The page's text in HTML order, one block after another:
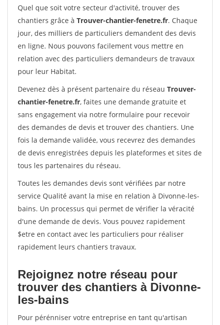
Quel que soit votre secteur d'activité, trouver des
chantiers grâce à Trouver-chantier-fenetre.fr. Chaque
jour, des milliers de particuliers demandent des devis
en ligne. Nous pouvons facilement vous mettre en
relation avec des particuliers demandeurs de travaux
pour leur Habitat.
Devenez dès à présent partenaire du réseau Trouver-
chantier-fenetre.fr, faites une demande gratuite et
sans engagement via notre formulaire pour recevoir
des demandes de devis et trouver des chantiers. Une
fois la demande validée, vous recevrez des demandes
de devis enregistrées depuis les plateformes et sites de
tous les partenaires du réseau.
Toutes les demandes devis sont vérifiées par notre
service Qualité avant la mise en relation à Divonne-les-
bains. Un processus qui permet de vérifier la véracité
d'une demande de devis. Vous pouvez rapidement
$etre en contact avec les particuliers pour réaliser
rapidement leurs chantiers travaux.
Rejoignez notre réseau pour
trouver des chantiers à Divonne-
les-bains
Pour pérénniser votre entreprise en tant qu'artisan